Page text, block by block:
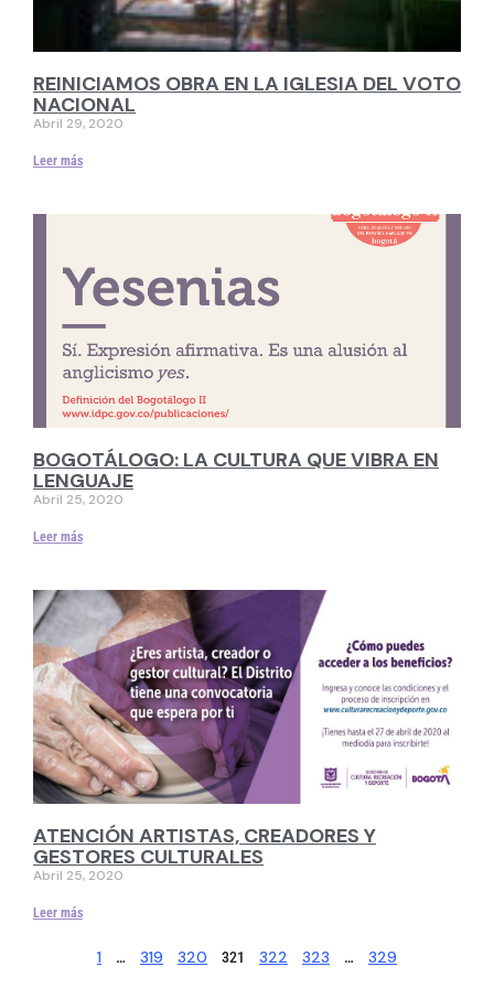
REINICIAMOS OBRA EN LA IGLESIA DEL VOTO
NACIONAL
Abril 29, 2020
Leer más
BOGOTÁLOGO: LA CULTURA QUE VIBRA EN
LENGUAJE
Abril 25, 2020
Leer más
ATENCIÓN ARTISTAS, CREADORES Y
GESTORES CULTURALES
Abril 25, 2020
Leer más
1 … 319 320 321 322 323 … 329